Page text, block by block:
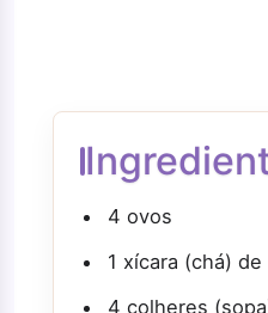
4 ovos
1 xícara (chá)
4 colheres